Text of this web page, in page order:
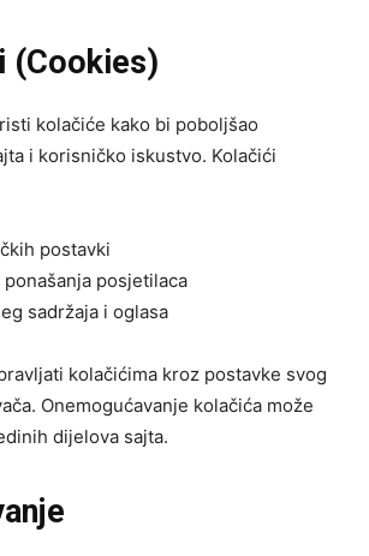
(Cookies)
kolačiće kako bi poboljšao
i korisničko iskustvo. Kolačići
postavki
posjetilaca
sadržaja i oglasa
kolačićima kroz postavke svog
Onemogućavanje kolačića može
dijelova sajta.